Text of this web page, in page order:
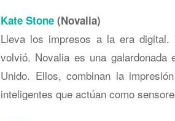
Kate Stone (Novalia)
Lleva los impresos a la era
volvió. Novalia es una galardonada
Unido. Ellos, combinan la
inteligentes que actúan como